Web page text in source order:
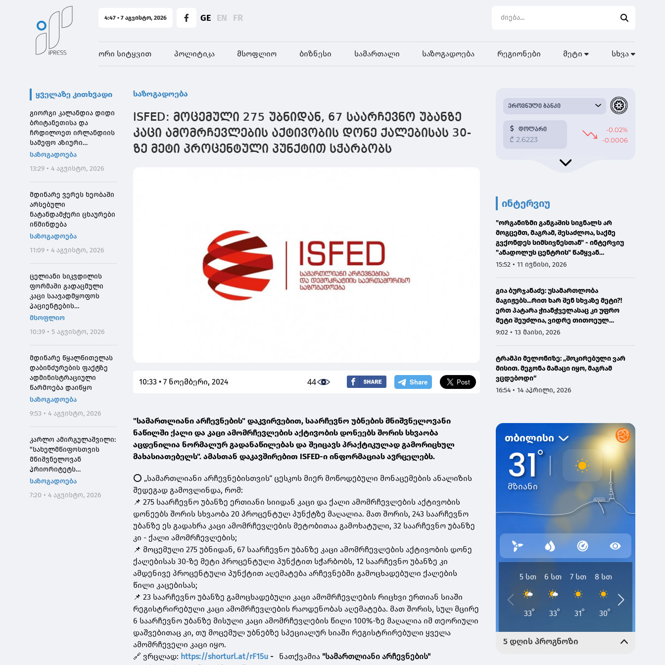
4:47 • 7 აგვისტო, 2026 GE EN FR
ორი სიტყვით პოლიტიკა მსოფლიო ბიზნესი სამართალი საზოგადოება რეგიონები მეტი სხვა
ყველაზე კითხვადი
გიორგი კალანდია დიდი
ბრიტანეთისა და
ჩრდილოეთ ირლანდიის
სამეფო აზიური
საზოგადოების
საზოგადოება
13:29 • 4 აგვისტო, 2026
მდინარე ვერეს ხეობაში
არსებული
ნატანდამჭერი ცხაურები
იწმინდება
საზოგადოება
11:09 • 4 აგვისტო, 2026
ცელიანი სიკვდილის
ფორმაში გადაცმული
კაცი საავადმყოფოს
პაციენტების
შეშინებისთვის
მსოფლიო
10:39 • 5 აგვისტო, 2026
მდინარე წყალწითელას
დაბინძურების ფაქტზე
ადმინისტრაციული
წარმოება დაიწყო
საზოგადოება
9:53 • 4 აგვისტო, 2026
კარლო ამირგულაშვილი:
"სახელმწიფოსთვის
მნიშვნელოვან
პრიორიტეტს
საქართველოს ტყეების,
დეგრადირებული
საზოგადოება
7:20 • 4 აგვისტო, 2026
საზოგადოება
ISFED: მოცემული 275 უბნიდან, 67 საარჩევნო უბანზე
კაცი ამომრჩევლების აქტივობის დონე ქალებისას 30-
ზე მეტი პროცენტული პუნქტით სჭარბობს
10:33 • 7 ნოემბერი, 2024 44
"სამართლიანი არჩევნების" დაკვირვებით, საარჩევნო უბნების მნიშვნელოვანი
ნაწილში ქალი და კაცი ამომრჩევლების აქტივობის დონეებს შორის სხვაობა
აცდენილია ნორმალურ გადანაწილებას და შეიცავს პრაქტიკულად გამორიცხულ
მახასიათებელს". ამასთან დაკავშირებით ISFED-ი ინფორმაციას ავრცელებს.
⭕ „სამართლიანი არჩევნებისთვის“ ცესკოს მიერ მოწოდებული მონაცემების ანალიზის
შედეგად გამოვლინდა, რომ:
📌 275 საარჩევნო უბანზე ერთიანი სიიდან კაცი და ქალი ამომრჩევლების აქტივობის
დონეებს შორის სხვაობა 20 პროცენტულ პუნქტზე მაღალია. მათ შორის, 243 საარჩევნო
უბანზე ეს გადახრა კაცი ამომრჩევლების მეტობითაა გამოხატული, 32 საარჩევნო უბანზე
კი - ქალი ამომრჩევლების;
📌 მოცემული 275 უბნიდან, 67 საარჩევნო უბანზე კაცი ამომრჩევლების აქტივობის დონე
ქალებისას 30-ზე მეტი პროცენტული პუნქტით სჭარბობს, 12 საარჩევნო უბანზე კი
ამდენივე პროცენტული პუნქტით აღემატება არჩევნებში გამოცხადებული ქალების
წილი კაცებისას;
📌 23 საარჩევნო უბანზე გამოცხადებული კაცი ამომრჩევლების რიცხვი ერთიან სიაში
რეგისტრირებული კაცი ამომრჩევლების რაოდენობას აღემატება. მათ შორის, სულ მცირე
6 საარჩევნო უბანზე მისული კაცი ამომრჩევლების წილი 100%-ზე მაღალია იმ თეორიული
დაშვებითაც კი, თუ მოცემულ უბნებზე სპეციალურ სიაში რეგისტრირებული ყველა
ამომრჩეველი კაცი იყო.
🔗 ვრცლად: https://shorturl.at/rF15u - ნათქვამია "სამართლიანი არჩევნების"
ინტერვიუ
"ორგანიზმი განგაშის სიგნალს არ
მოგცემთ, მაგრამ, შესაძლოა, საქმე
გვქონდეს სიმსივნესთან" - ინტერვიუ
"ანადოლუს ცენტრის" წამყვან
ონკოლოგთან
15:52 • 11 ივნისი, 2026
გია ბურჯანაძე: უსამართლობა
მაგიჟებს...რით ხარ შენ სხვაზე მეტი?!
ერთ პატარა ჭიანჭველასაც კი უფრო
მეტი შეუძლია, ვიდრე თითოეულ
ჩვენგანს...
9:02 • 13 მაისი, 2026
ტრამპი მელონიზე: „შოკირებული ვარ
მისით. მეგონა მამაცი იყო, მაგრამ
ვცდებოდი“
16:54 • 14 აპრილი, 2026